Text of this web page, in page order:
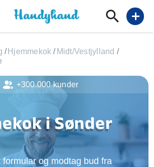
add
/ Hjemmekok / Midt/Vestjylland /
i Sønder
formular og modtag bud fra
+300.000 kunder